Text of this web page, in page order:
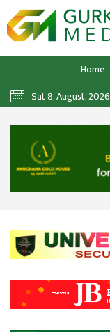
Home
Sat 8, August, 2026